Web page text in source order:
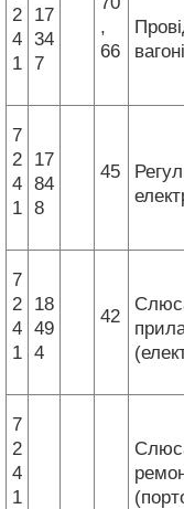
2
4
1
17
34
7
,
66
7
2
4
1
17
84
8
45
7
2
4
1
18
49
4
42
7
2
4
1